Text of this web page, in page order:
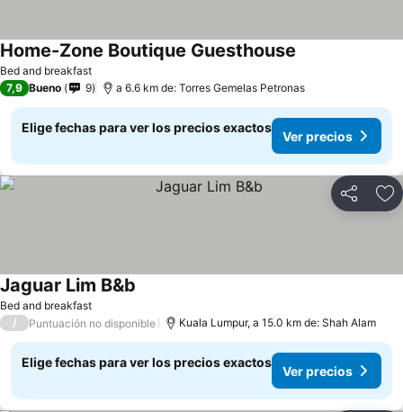
Bed and breakfast
Home-Zone Boutique Guesthouse
7,9 Bueno 9 a 6.6 km de: Torres Gemelas Petronas
Elige fechas para ver los precios exactos
Ver precios
Compartir
Bed and breakfast
Jaguar Lim B&b
/ Puntuación no disponible Kuala Lumpur, a 15.0 km de: Shah Alam
Elige fechas para ver los precios exactos
Ver precios